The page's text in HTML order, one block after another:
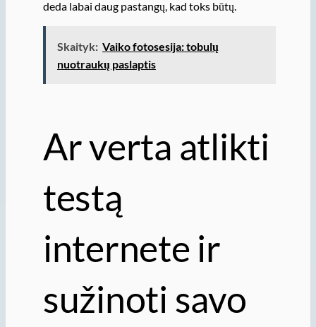
deda labai daug pastangų, kad toks būtų.
Skaityk: Vaiko fotosesija: tobulų
nuotraukų paslaptis
Ar verta atlikti
testą
internete ir
sužinoti savo